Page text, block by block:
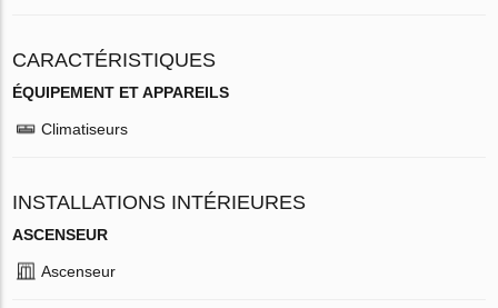
CARACTÉRISTIQUES
ÉQUIPEMENT ET APPAREILS
Climatiseurs
INSTALLATIONS INTÉRIEURES
ASCENSEUR
Ascenseur